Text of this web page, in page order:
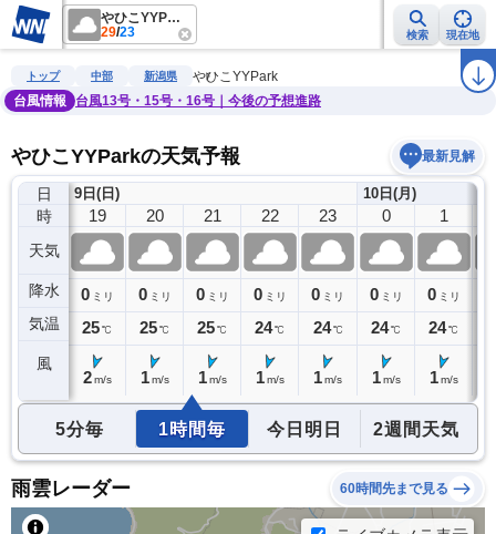
やひこYYPark
29/23 検索 現在地
雨雲レーダー 台風情報 地震情報 ラ
トップ 中部 新潟県
やひこYYPark
台風情報
台風13号・15号・16号｜今後の予想進路
やひこYYParkの天気予報 最新見解
日
時
天気
降水
気温
風
9日(日)
18
0ミリ
26℃
19
0 ミリ
25℃
2 m/s
20
0 ミリ
25℃
1 m/s
21
0 ミリ
25℃
1 m/s
22
0 ミリ
24℃
1 m/s
23
0 ミリ
24 ℃
1m/s
10日(月)
0
0 ミリ
24℃
1 m/s
1
0 ミリ
24℃
1 m/s
5分毎 1時間毎 今日明日 2週間天気
雨雲レーダー 60時間先まで見る